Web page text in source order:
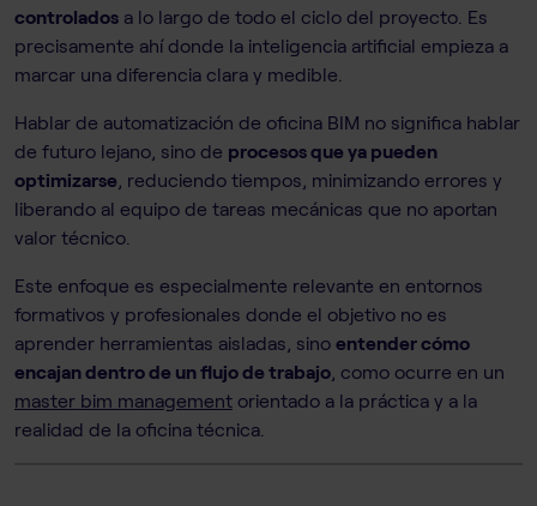
controlados a lo largo de todo el ciclo del proyecto. Es
precisamente ahí donde la inteligencia artificial empieza a
marcar una diferencia clara y medible.
Hablar de automatización de oficina BIM no significa hablar
de futuro lejano, sino de procesos que ya pueden
optimizarse , reduciendo tiempos, minimizando errores y
liberando al equipo de tareas mecánicas que no aportan
valor técnico.
Este enfoque es especialmente relevante en entornos
formativos y profesionales donde el objetivo no es
aprender herramientas aisladas, sino entender cómo
encajan dentro de un flujo de trabajo , como ocurre en un
master bim management orientado a la práctica y a la
realidad de la oficina técnica.